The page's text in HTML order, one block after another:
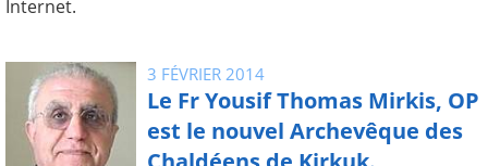
Internet.
3 FÉVRIER 2014
Le Fr Yousif Thomas Mirkis, OP
est le nouvel Archevêque des